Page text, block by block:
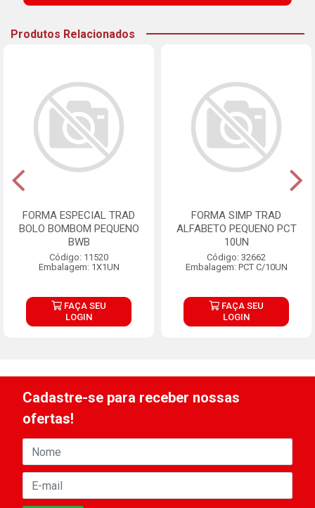
Produtos Relacionados
FORMA ESPECIAL TRAD
BOLO BOMBOM PEQUENO
BWB
Código: 11520
Embalagem: 1X1UN
FAÇA SEU
LOGIN
FORMA SIMP TRAD
ALFABETO PEQUENO PCT
10UN
Código: 32662
Embalagem: PCT C/10UN
FAÇA SEU
LOGIN
Cadastre-se para receber nossas
ofertas!